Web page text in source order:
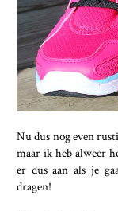
Nu dus nog even
maar ik heb alweer
er dus aan als je
dragen!